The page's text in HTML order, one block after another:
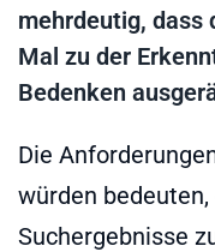
mehrdeutig, dass
Mal zu der
Bedenken
Die
würden
Suchergebnisse